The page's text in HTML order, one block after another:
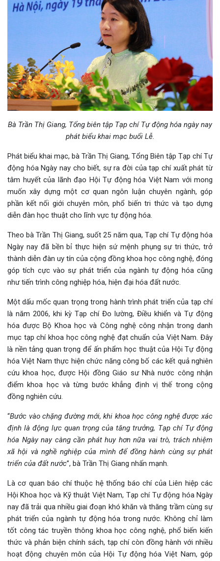
Bà Trần Thị Giang, Tổng biên tập Tạp chí Tự động hóa ngày nay
phát biểu khai mạc buổi Lễ.
Phát biểu khai mạc, bà Trần Thị Giang, Tổng Biên tập Tạp chí Tự
động hóa Ngày nay cho biết, sự ra đời của tạp chí xuất phát từ
tâm huyết của lãnh đạo Hội Tự động hóa Việt Nam với mong
muốn xây dựng một cơ quan ngôn luận chuyên ngành, góp
phần kết nối giới chuyên môn, phổ biến tri thức và tạo dựng
diễn đàn học thuật cho lĩnh vực tự động hóa.
Theo bà Trần Thị Giang, suốt 25 năm qua, Tạp chí Tự động hóa
Ngày nay đã bền bỉ thực hiện sứ mệnh phụng sự tri thức, trở
thành diễn đàn uy tín của cộng đồng khoa học công nghệ, đóng
góp tích cực vào sự phát triển của ngành tự động hóa cũng
như tiến trình công nghiệp hóa, hiện đại hóa đất nước.
Một dấu mốc quan trọng trong hành trình phát triển của tạp chí
là năm 2006, khi kỳ Tạp chí Đo lường, Điều khiển và Tự động
hóa được Bộ Khoa học và Công nghệ công nhận trong danh
mục tạp chí khoa học công nghệ đạt chuẩn của Việt Nam. Đây
là nền tảng quan trọng để ấn phẩm học thuật của Hội Tự động
hóa Việt Nam thực hiện chức năng công bố các kết quả nghiên
cứu khoa học, được Hội đồng Giáo sư Nhà nước công nhận
điểm khoa học và từng bước khẳng định vị thế trong cộng
đồng nghiên cứu.
“Bước vào chặng đường mới, khi khoa học công nghệ được xác
định là động lực quan trọng của tăng trưởng, Tạp chí Tự động
hóa Ngày nay càng cần phát huy hơn nữa vai trò, trách nhiệm
xã hội và nghề nghiệp của mình để đồng hành cùng sự phát
triển của đất nước”, bà Trần Thị Giang nhấn mạnh.
Là cơ quan báo chí thuộc hệ thống báo chí của Liên hiệp các
Hội Khoa học và Kỹ thuật Việt Nam, Tạp chí Tự động hóa Ngày
nay đã trải qua nhiều giai đoạn khó khăn và thăng trầm cùng sự
phát triển của ngành tự động hóa trong nước. Không chỉ làm
tốt công tác truyền thông khoa học công nghệ, phổ biến kiến
thức và phản biện chính sách, tạp chí còn đồng hành với nhiều
hoạt động chuyên môn của Hội Tự động hóa Việt Nam, góp